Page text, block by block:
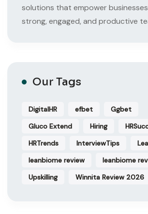
solutions that empower
strong, engaged, and productive
Our Tags
DigitalHR efbet
Ggbet
Gluco Extend
Hiring
HRTrends
InterviewTips
leanbiome review
leanbiome
Upskilling
Winnita Review 2026